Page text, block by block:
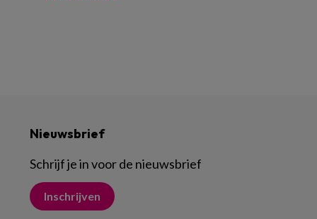
Nieuwsbrief
Schrijf je in voor de nieuwsbrief
Inschrijven